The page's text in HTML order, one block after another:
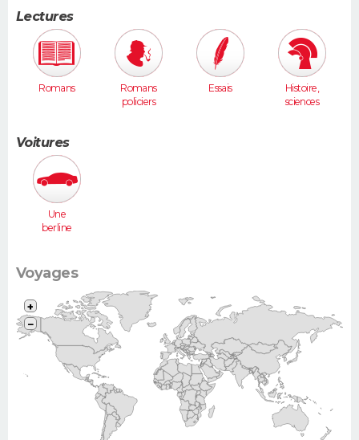
Lectures
Romans
Romans
policiers
Essais
Histoire,
sciences
Voitures
Une
berline
Voyages
+
−